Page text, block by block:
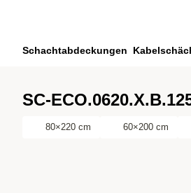
Zu ihrem Konto springen
Schachtabdeckungen
SC-
80×220 cm 60×200 cm